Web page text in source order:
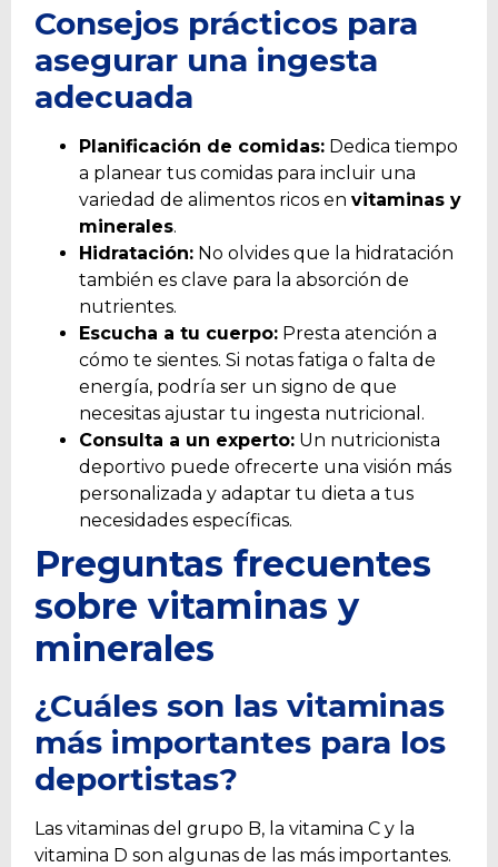
Consejos prácticos para
asegurar una ingesta
adecuada
Planificación de comidas: Dedica tiempo
a planear tus comidas para incluir una
variedad de alimentos ricos en vitaminas y
minerales.
Hidratación: No olvides que la hidratación
también es clave para la absorción de
nutrientes.
Escucha a tu cuerpo: Presta atención a
cómo te sientes. Si notas fatiga o falta de
energía, podría ser un signo de que
necesitas ajustar tu ingesta nutricional.
Consulta a un experto: Un nutricionista
deportivo puede ofrecerte una visión más
personalizada y adaptar tu dieta a tus
necesidades específicas.
Preguntas frecuentes
sobre vitaminas y
minerales
¿Cuáles son las vitaminas
más importantes para los
deportistas?
Las vitaminas del grupo B, la vitamina C y la
vitamina D son algunas de las más importantes.